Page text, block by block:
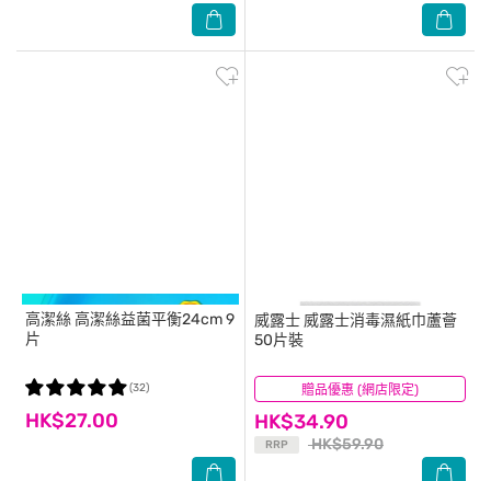
高潔絲高潔絲益菌平衡24cm 9
片
HK$27.00
(32) 贈品優惠 (網店限定)
威露士 威露士消毒濕紙巾蘆薈
50片裝
HK$34.90
RRP HK$59.90
(74)